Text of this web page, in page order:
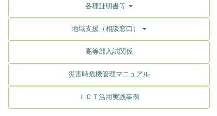
各種証明書等
地域支援（相談窓口）
高等部入試関係
災害時危機管理マニュアル
ＩＣＴ活用実践事例